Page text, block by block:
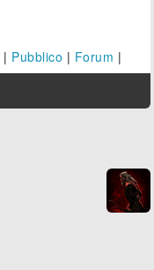
| Pubblico | Forum |